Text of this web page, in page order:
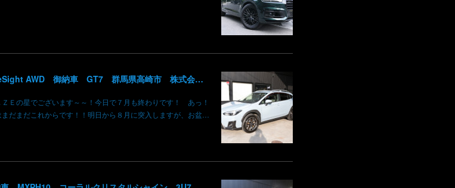
SUBARU スバル インプレッサXV 2.0i-L EyeSight AWD 御納車 GT7 群馬県高崎市 株式会社BLAZE
Ｅの星でございます～～！今日で７月も終わりです！ あっ！
だまだこれからです！！明日から８月に突入しますが、お盆…